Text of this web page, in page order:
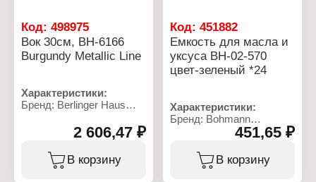
Код: 498975
Вок 30см, ВН-6166
Burgundy Metallic Line
Характеристики:
Бренд: Berlinger Haus
Коллекция: "Burgundy
Metallic Line"
Тип товара: Сковорода
Вид: вок
2 606,47 ₽
В корзину
Код:451882
Емкость для масла и
уксуса ВН-02-570
цвет-зеленый *24
Характеристики:
Бренд: Bohmann
Артикул: ВН-02-570
Тип товара: Емкость для
масел и специй
Цвет: зеленый
451,65 ₽
В корзину